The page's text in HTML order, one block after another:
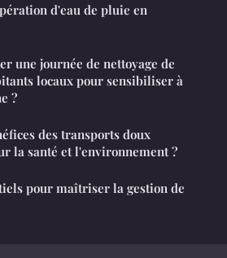
d'eau de pluie en
une journée de nettoyage de
locaux pour sensibiliser à
?
des transports doux
la santé et l'environnement ?
pour maîtriser la gestion de